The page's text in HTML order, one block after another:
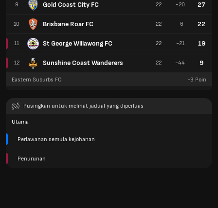
9 Gold Coast City FC
10 Brisbane Roar FC
11 St George Willawong FC
12 Sunshine Coast Wanderers
22 -20 27
22 -6 22
22 -21 19
22 -44 9
Eastern Suburbs FC -3 Poin
Pusingkan untuk melihat jadual yang diperluas
Utama
Perlawanan semula kejohanan
Penurunan